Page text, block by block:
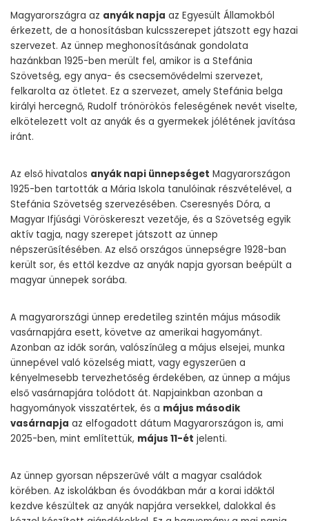
Magyarországra az anyák napja az Egyesült Államokból
érkezett, de a honosításban kulcsszerepet játszott egy hazai
szervezet. Az ünnep meghonosításának gondolata
hazánkban 1925-ben merült fel, amikor is a Stefánia
Szövetség, egy anya- és csecsemővédelmi szervezet,
felkarolta az ötletet. Ez a szervezet, amely Stefánia belga
királyi hercegnő, Rudolf trónörökös feleségének nevét viselte,
elkötelezett volt az anyák és a gyermekek jólétének javítása
iránt.
Az első hivatalos anyák napi ünnepséget Magyarországon
1925-ben tartották a Mária Iskola tanulóinak részvételével, a
Stefánia Szövetség szervezésében. Cseresnyés Dóra, a
Magyar Ifjúsági Vöröskereszt vezetője, és a Szövetség egyik
aktív tagja, nagy szerepet játszott az ünnep
népszerűsítésében. Az első országos ünnepségre 1928-ban
került sor, és ettől kezdve az anyák napja gyorsan beépült a
magyar ünnepek sorába.
A magyarországi ünnep eredetileg szintén május második
vasárnapjára esett, követve az amerikai hagyományt.
Azonban az idők során, valószínűleg a május elsejei, munka
ünnepével való közelség miatt, vagy egyszerűen a
kényelmesebb tervezhetőség érdekében, az ünnep a május
első vasárnapjára tolódott át. Napjainkban azonban a
hagyományok visszatértek, és a május második
vasárnapja az elfogadott dátum Magyarországon is, ami
2025-ben, mint említettük, május 11-ét jelenti.
Az ünnep gyorsan népszerűvé vált a magyar családok
körében. Az iskolákban és óvodákban már a korai időktől
kezdve készültek az anyák napjára versekkel, dalokkal és